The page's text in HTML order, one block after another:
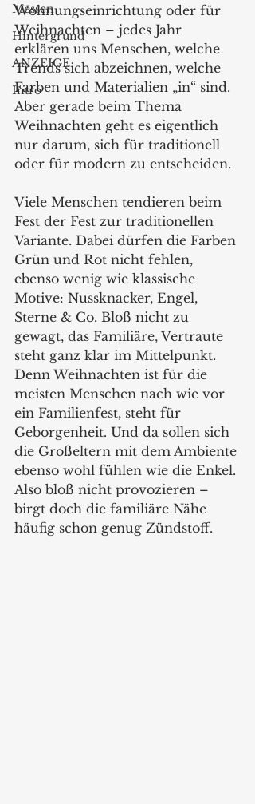
Messen
Hintergrund
ANZEIGE
Intro
Wohnungseinrichtung oder für
Weihnachten – jedes Jahr
erklären uns Menschen, welche
Trends sich abzeichnen, welche
Farben und Materialien „in“ sind.
Aber gerade beim Thema
Weihnachten geht es eigentlich
nur darum, sich für traditionell
oder für modern zu entscheiden.
Viele Menschen tendieren beim
Fest der Fest zur traditionellen
Variante. Dabei dürfen die Farben
Grün und Rot nicht fehlen,
ebenso wenig wie klassische
Motive: Nussknacker, Engel,
Sterne & Co. Bloß nicht zu
gewagt, das Familiäre, Vertraute
steht ganz klar im Mittelpunkt.
Denn Weihnachten ist für die
meisten Menschen nach wie vor
ein Familienfest, steht für
Geborgenheit. Und da sollen sich
die Großeltern mit dem Ambiente
ebenso wohl fühlen wie die Enkel.
Also bloß nicht provozieren –
birgt doch die familiäre Nähe
häufig schon genug Zündstoff.